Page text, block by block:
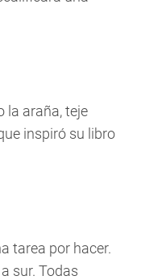
la araña, teje
inspiró su libro
tarea por hacer.
sur. Todas